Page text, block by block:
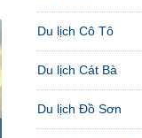
Du lịch Cô Tô
Du lịch Cát Bà
Du lịch Đồ Sơn